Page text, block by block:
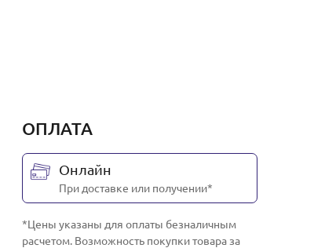
ОПЛАТА
Онлайн
При доставке или получении*
*Цены указаны для оплаты безналичным
расчетом. Возможность покупки товара за